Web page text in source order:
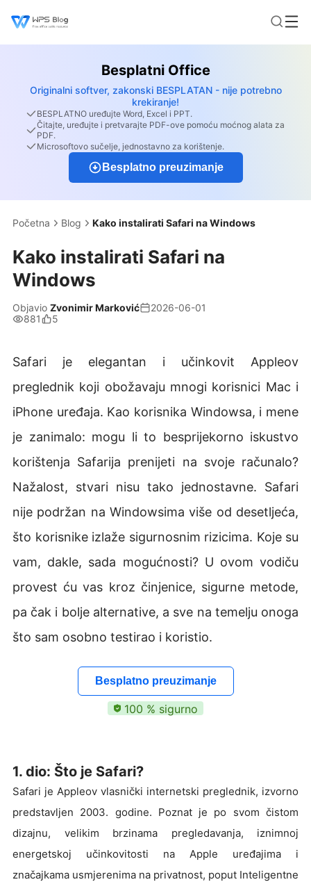
Besplatni Office
Originalni softver, zakonski BESPLATAN - nije potrebno
krekiranje!
BESPLATNO uređujte Word, Excel i PPT.
Čitajte, uređujte i pretvarajte PDF-ove pomoću moćnog alata za
PDF.
Microsoftovo sučelje, jednostavno za korištenje.
Besplatno preuzimanje
Početna Blog Kako instalirati Safari na Windows
Kako instalirati Safari na
Windows
Objavio Zvonimir Marković
2026-06-01
881
5
Safari je elegantan i učinkovit Appleov
preglednik koji obožavaju mnogi korisnici Mac i
iPhone uređaja. Kao korisnika Windowsa, i mene
je zanimalo: mogu li to besprijekorno iskustvo
korištenja Safarija prenijeti na svoje računalo?
Nažalost, stvari nisu tako jednostavne. Safari
nije podržan na Windowsima više od desetljeća,
što korisnike izlaže sigurnosnim rizicima. Koje su
vam, dakle, sada mogućnosti? U ovom vodiču
provest ću vas kroz činjenice, sigurne metode,
pa čak i bolje alternative, a sve na temelju onoga
što sam osobno testirao i koristio.
Besplatno preuzimanje
100 % sigurno
1. dio: Što je Safari?
Safari je Appleov vlasnički internetski preglednik, izvorno
predstavljen 2003. godine. Poznat je po svom čistom
dizajnu, velikim brzinama pregledavanja, iznimnoj
energetskoj učinkovitosti na Apple uređajima i
značajkama usmjerenima na privatnost, poput Inteligentne